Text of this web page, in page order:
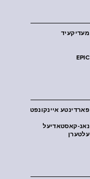
מעדיקעיד
EPIC
פארדינטע איינקונפט
נאנ-קאסטאדיעל
עלטערן